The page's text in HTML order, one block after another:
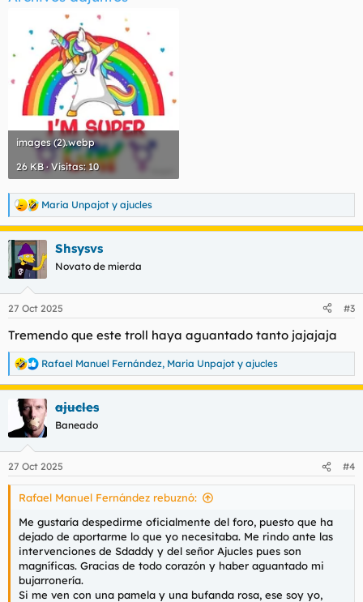
images (2).webp
26 KB · Visitas: 10
R
e
a
c
c
e
:
Maria Unpajot y ajucles
Shsysvs
Novato de mierda
27 Oct 2025 #3
Tremendo que este troll haya aguantado tanto jajajaja
R
e
a
c
i
e
s
Rafael Manuel Fernández, Maria Unpajot y ajucles
ajucles
Baneado
27 Oct 2025 #4
Rafael Manuel Fernández rebuznó:
Me gustaría despedirme oficialmente del foro, puesto que ha
dejado de aportarme lo que yo necesitaba. Me rindo ante las
intervenciones de Sdaddy y del señor Ajucles pues son
magníficas. Gracias de todo corazón y haber aguantado mi
bujarronería.
Si me ven con una pamela y una bufanda rosa, ese soy yo,